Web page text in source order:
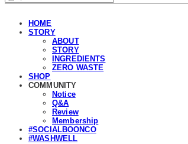
HOME
STORY
ABOUT
STORY
INGREDIENTS
ZERO WASTE
SHOP
COMMUNITY
Notice
Q&A
Review
Membership
#SOCIALBOONCO
#WASHWELL